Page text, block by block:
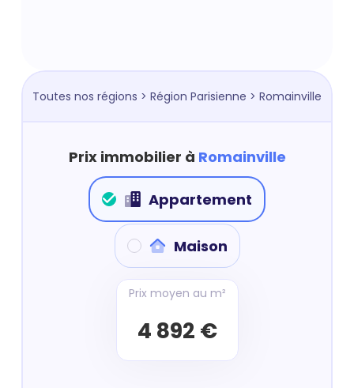
Toutes nos régions > Région Parisienne > Romainville
Prix immobilier à Romainville
Appartement
Maison
Prix moyen au m²
4 892 €